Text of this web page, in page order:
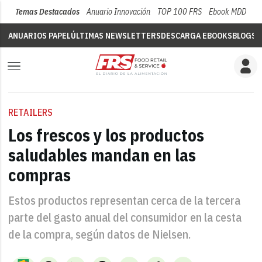
Temas Destacados Anuario Innovación TOP 100 FRS Ebook MDD
ANUARIOS PAPELÚLTIMAS NEWSLETTERSDESCARGA EBOOKSBLOGS
RETAILERS
Los frescos y los productos
saludables mandan en las
compras
Estos productos representan cerca de la tercera
parte del gasto anual del consumidor en la cesta
de la compra, según datos de Nielsen.